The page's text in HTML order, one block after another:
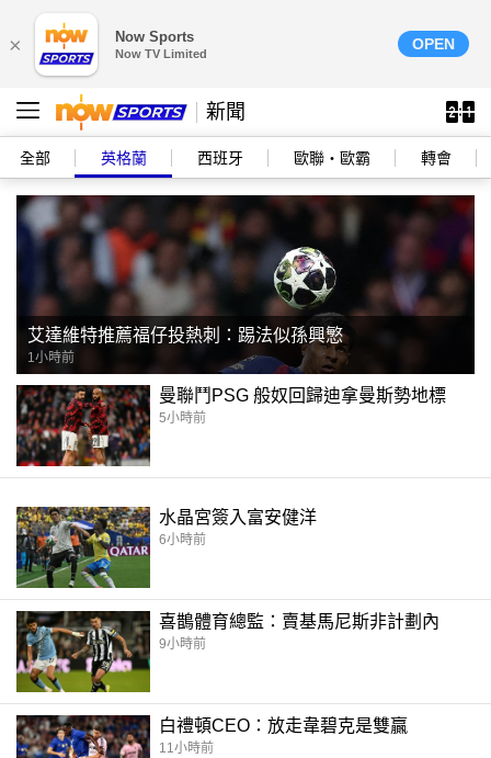
× Now Sports
Now TV Limited
OPEN
新聞
全部 英格蘭 西班牙 歐聯‧歐霸 轉會
艾達維特推薦福仔投熱刺：踢法似孫興慜
1小時前
曼聯鬥PSG 般奴回歸迪拿曼斯勢地標
5小時前
水晶宮簽入富安健洋
6小時前
喜鵲體育總監：賣基馬尼斯非計劃內
9小時前
白禮頓CEO：放走韋碧克是雙贏
11小時前